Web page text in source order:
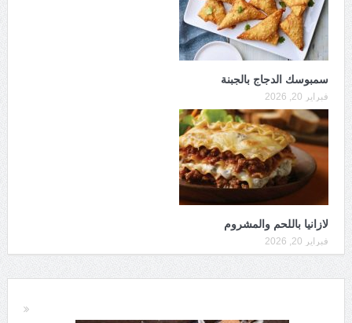
سمبوسك الدجاج بالجبنة
فبراير 20, 2026
لازانيا باللحم والمشروم
فبراير 20, 2026